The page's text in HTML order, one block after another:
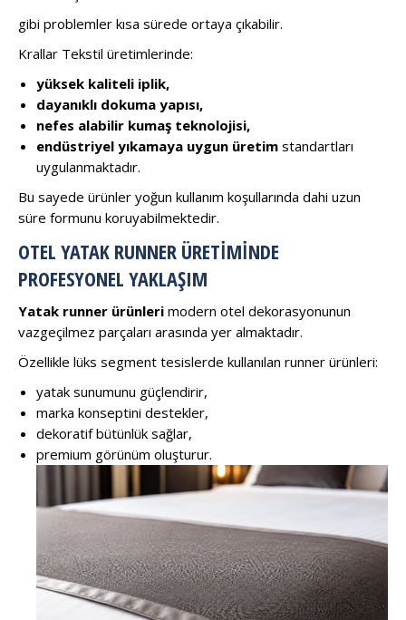
gibi problemler kısa sürede ortaya çıkabilir.
Krallar Tekstil üretimlerinde:
yüksek kaliteli iplik,
dayanıklı dokuma yapısı,
nefes alabilir kumaş teknolojisi,
endüstriyel yıkamaya uygun üretim standartları
uygulanmaktadır.
Bu sayede ürünler yoğun kullanım koşullarında dahi uzun
süre formunu koruyabilmektedir.
OTEL YATAK RUNNER ÜRETIMINDE
PROFESYONEL YAKLAŞIM
Yatak runner ürünleri modern otel dekorasyonunun
vazgeçilmez parçaları arasında yer almaktadır.
Özellikle lüks segment tesislerde kullanılan runner ürünleri:
yatak sunumunu güçlendirir,
marka konseptini destekler,
dekoratif bütünlük sağlar,
premium görünüm oluşturur.